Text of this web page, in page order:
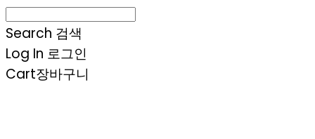
Search 검색
Log In 로그인
Cart장바구니